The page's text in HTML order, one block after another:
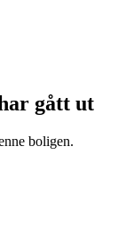
gått ut
boligen.